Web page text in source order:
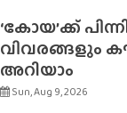
‘കോയ’ക്ക്
വിവരങ്ങളും
അറിയാം
Sun, Aug 9, 2026